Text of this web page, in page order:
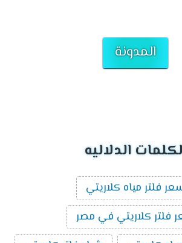
المدونة
الدلاليه
فلتر مياه كلاريتي
فلتر كلاريتي في مصر